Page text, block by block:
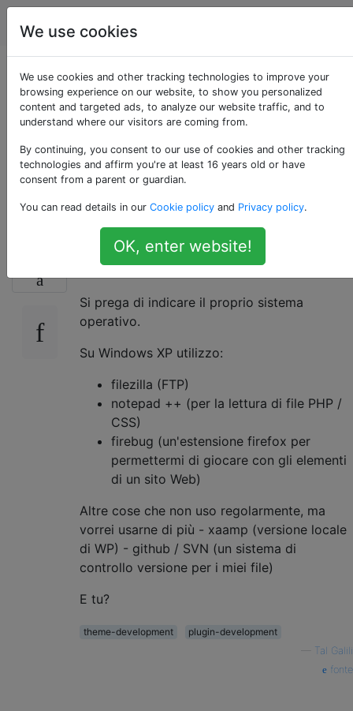
WordPress
Software per lo
sviluppo di temi e
plugin di WordPress?
[chiuso]
Quale software utilizzi per le tue esigenze
relative a WordPress?
Si prega di indicare il proprio sistema
operativo.
Su Windows XP utilizzo:
filezilla (FTP)
notepad ++ (per la lettura di file PHP /
CSS)
firebug (un'estensione firefox per
permettermi di giocare con gli elementi
di un sito Web)
Altre cose che non uso regolarmente, ma
vorrei usarne di più - xaamp (versione locale
di WP) - github / SVN (un sistema di
controllo versione per i miei file)
E tu?
theme-development
plugin-development
Tal Galili
fonte
We use cookies
We use cookies and other tracking technologies to improve your
browsing experience on our website, to show you personalized
content and targeted ads, to analyze our website traffic, and to
understand where our visitors are coming from.
By continuing, you consent to our use of cookies and other tracking
technologies and affirm you're at least 16 years old or have
consent from a parent or guardian.
You can read details in our Cookie policy and Privacy policy.
OK, enter website!